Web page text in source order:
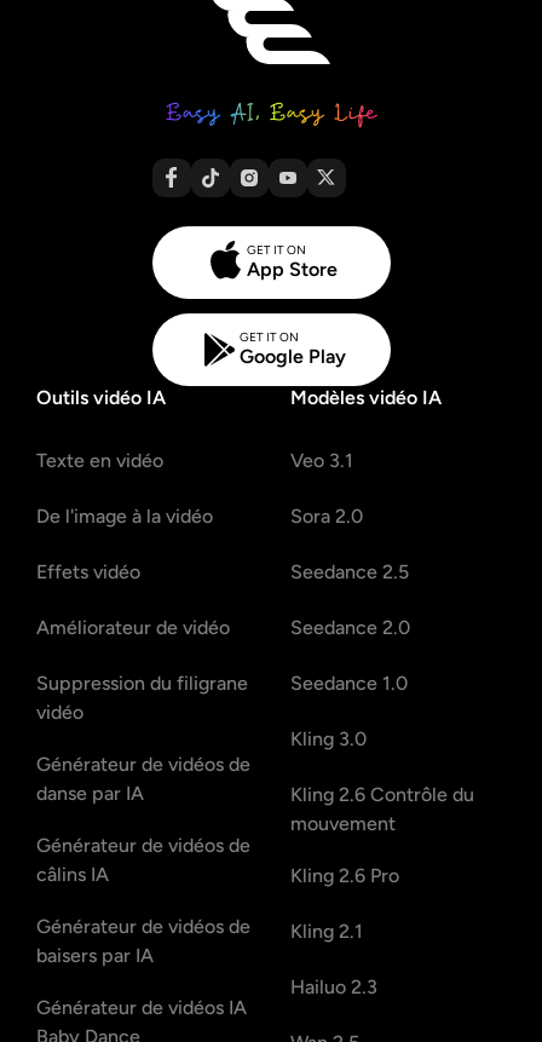
GET IT ON
App Store
GET IT ON
Google Play
Outils vidéo IA
Texte en vidéo
De l'image à la vidéo
Effets vidéo
Améliorateur de vidéo
Suppression du filigrane
vidéo
Générateur de vidéos de
danse par IA
Générateur de vidéos de
câlins IA
Générateur de vidéos de
baisers par IA
Générateur de vidéos IA
Baby Dance
Modèles vidéo IA
Veo 3.1
Sora 2.0
Seedance 2.5
Seedance 2.0
Seedance 1.0
Kling 3.0
Kling 2.6 Contrôle du
mouvement
Kling 2.6 Pro
Kling 2.1
Hailuo 2.3